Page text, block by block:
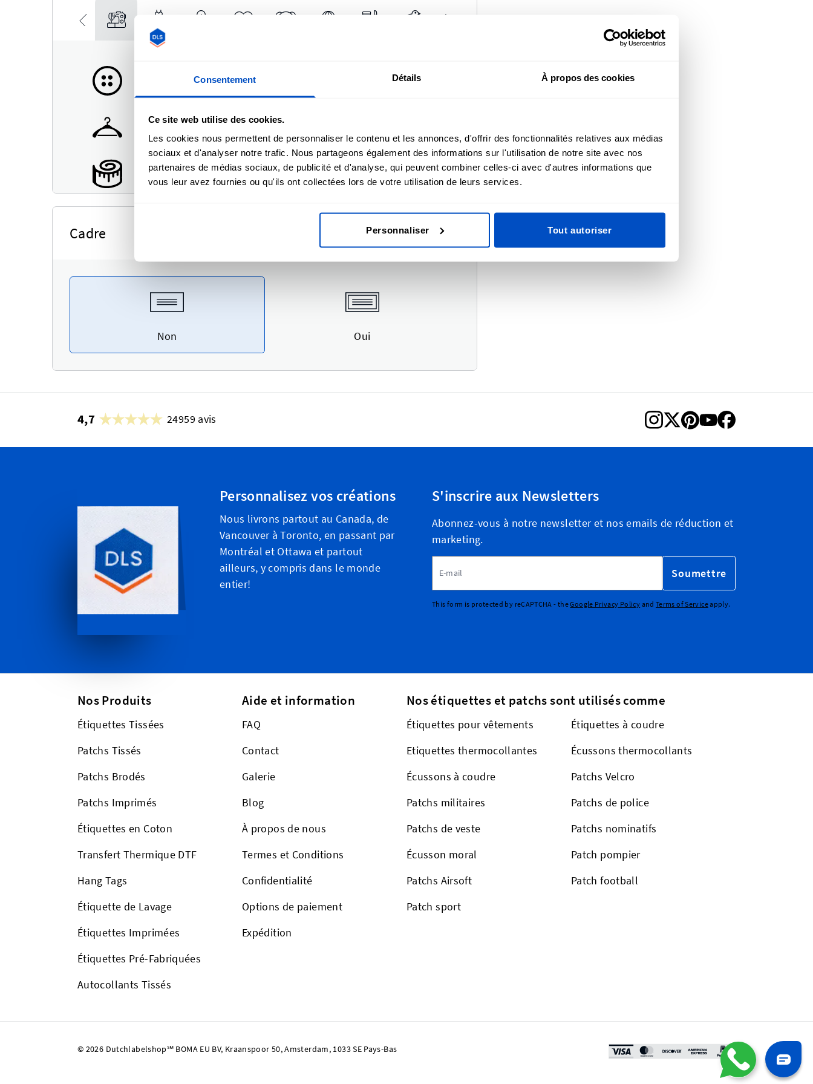
Consentement Détails À propos des cookies
Ce site web utilise des cookies.
Les cookies nous permettent de personnaliser le contenu et les annonces, d'offrir des fonctionnalités relatives aux médias
sociaux et d'analyser notre trafic. Nous partageons également des informations sur l'utilisation de notre site avec nos
partenaires de médias sociaux, de publicité et d'analyse, qui peuvent combiner celles-ci avec d'autres informations que
vous leur avez fournies ou qu'ils ont collectées lors de votre utilisation de leurs services.
Personnaliser Tout autoriser
Cadre
Non Oui
4,7 24959 avis
Personnalisez vos créations
Nous livrons partout au Canada, de
Vancouver à Toronto, en passant par
Montréal et Ottawa et partout
ailleurs, y compris dans le monde
entier!
S'inscrire aux Newsletters
Abonnez-vous à notre newsletter et nos emails de réduction et
marketing.
Soumettre
This form is protected by reCAPTCHA - theGoogle Privacy Policy and Terms of Serviceapply.
Nos Produits
Étiquettes Tissées
Patchs Tissés
Patchs Brodés
Patchs Imprimés
Étiquettes en Coton
Transfert Thermique DTF
Hang Tags
Étiquette de Lavage
Étiquettes Imprimées
Étiquettes Pré-Fabriquées
Autocollants Tissés
Aide et information
FAQ
Contact
Galerie
Blog
À propos de nous
Termes et Conditions
Confidentialité
Options de paiement
Expédition
Nos étiquettes et patchs sont utilisés comme
Étiquettes pour vêtements
Étiquettes à coudre
Etiquettes thermocollantes
Écussons thermocollants
Écussons à coudre
Patchs Velcro
Patchs militaires
Patchs de police
Patchs de veste
Patchs nominatifs
Écusson moral
Patch pompier
Patchs Airsoft
Patch football
Patch sport
© 2026 Dutchlabelshop℠ BOMA EU BV, Kraanspoor 50, Amsterdam, 1033 SE Pays-Bas